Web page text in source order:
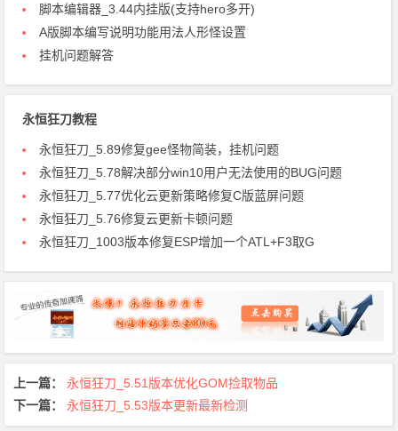
脚本编辑器_3.44内挂版(支持hero多开)
A版脚本编写说明功能用法人形怪设置
挂机问题解答
永恒狂刀教程
永恒狂刀_5.89修复gee怪物简装，挂机问题
永恒狂刀_5.78解决部分win10用户无法使用的BUG问题
永恒狂刀_5.77优化云更新策略修复C版蓝屏问题
永恒狂刀_5.76修复云更新卡顿问题
永恒狂刀_1003版本修复ESP增加一个ATL+F3取G
上一篇：
永恒狂刀_5.51版本优化GOM捡取物品
下一篇：
永恒狂刀_5.53版本更新最新检测